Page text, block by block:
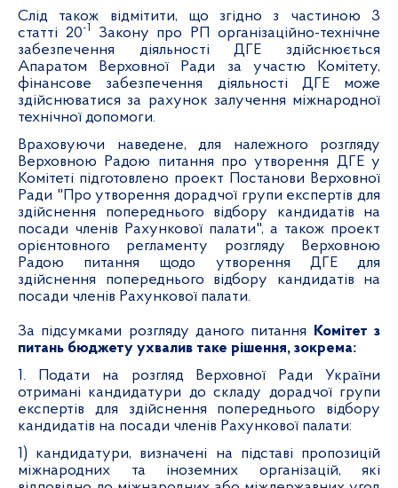
Слід також відмітити, що згідно з частиною 3
статті 20-1
Закону про РП організаційно-технічне
забезпечення діяльності ДГЕ здійснюється
Апаратом Верховної Ради за участю Комітету,
фінансове забезпечення діяльності ДГЕ може
здійснюватися за рахунок залучення міжнародної
технічної допомоги.
Враховуючи наведене, для належного розгляду
Верховною Радою питання про утворення ДГЕ у
Комітеті підготовлено проект Постанови Верховної
Ради "Про утворення дорадчої групи експертів для
здійснення попереднього відбору кандидатів на
посади членів Рахункової палати", а також проект
орієнтовного регламенту розгляду Верховною
Радою питання щодо утворення ДГЕ для
здійснення попереднього відбору кандидатів на
посади членів Рахункової палати.
За підсумками розгляду даного питання
Комітет з
питань бюджету ухвалив таке рішення, зокрема:
1. Подати на розгляд Верховної Ради України
отримані кандидатури до складу дорадчої групи
експертів для здійснення попереднього відбору
кандидатів на посади членів Рахункової палати:
1) кандидатури, визначені на підставі пропозицій
міжнародних та іноземних організацій, які